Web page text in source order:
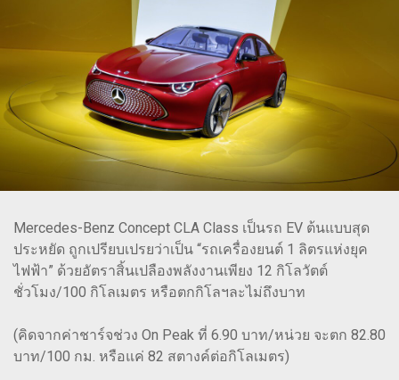
Mercedes-Benz Concept CLA Class เป็นรถ EV ต้นแบบสุด
ประหยัด ถูกเปรียบเปรยว่าเป็น “รถเครื่องยนต์ 1 ลิตรแห่งยุค
ไฟฟ้า” ด้วยอัตราสิ้นเปลืองพลังงานเพียง 12 กิโลวัตต์
ชั่วโมง/100 กิโลเมตร หรือตกกิโลฯละไม่ถึงบาท
(คิดจากค่าชาร์จช่วง On Peak ที่ 6.90 บาท/หน่วย จะตก 82.80
บาท/100 กม. หรือแค่ 82 สตางค์ต่อกิโลเมตร)